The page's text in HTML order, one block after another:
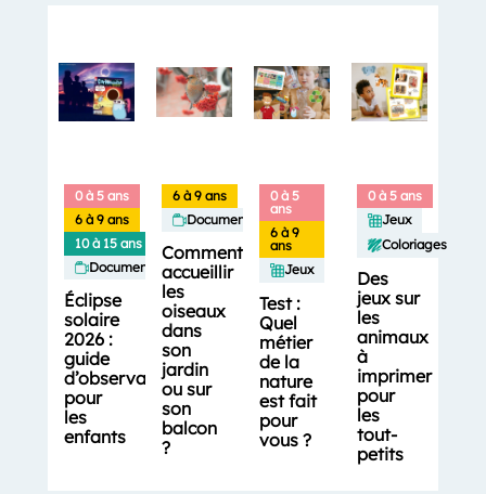
0 à 5 ans
6 à 9 ans
10 à 15 ans
Documentaires
Éclipse
solaire
2026 :
guide
d’observation
pour
les
enfants
6 à 9 ans
Documentaires
Comment
accueillir
les
oiseaux
dans
son
jardin
ou sur
son
balcon
?
0 à 5
ans
6 à 9
ans
Jeux
Test :
Quel
métier
de la
nature
est fait
pour
vous ?
0 à 5 ans
Jeux
Coloriages
Des
jeux sur
les
animaux
à
imprimer
pour
les
tout-
petits